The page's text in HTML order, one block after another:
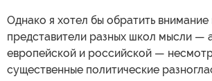
Однако я хотел бы обратить внимание
представители разных школ мысли —
европейской и российской —
существенные политические